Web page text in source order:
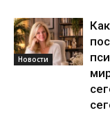
Новости